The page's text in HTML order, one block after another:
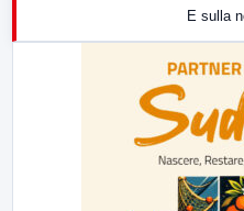
E sulla